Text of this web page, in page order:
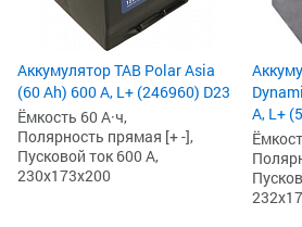
Аккумулятор TAB Polar Asia
(60 Ah) 600 А, L+ (246960) D23
Ёмкость 60 А·ч,
Полярность прямая [+ -],
Пусковой ток 600 А,
230x173x200
А, L+